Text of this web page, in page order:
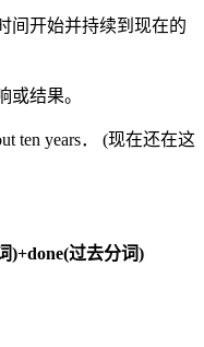
间开始并持续到现在的
或结果。
ten years． (现在还在这
)+done(过去分词)